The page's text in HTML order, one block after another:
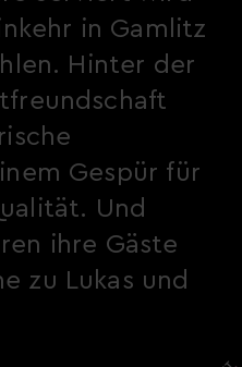
in Gamlitz
Hinter der
Gespür für
Und
ihre Gäste
zu Lukas und